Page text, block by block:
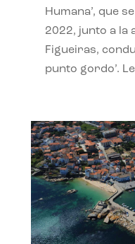
Humana’, que
2022, junto a la
Figueiras,
punto gordo’.